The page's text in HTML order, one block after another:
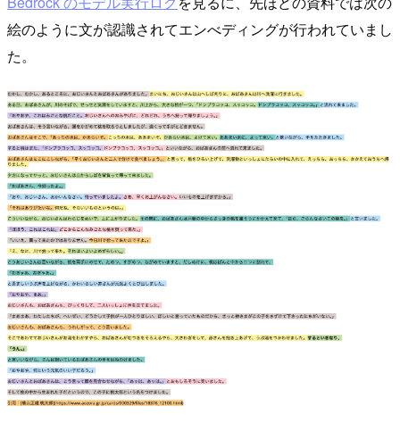
絵のように文が認識されてエンべディングが行われていまし
た。